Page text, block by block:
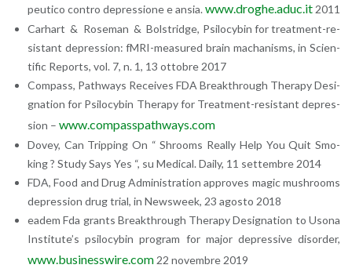
peu­ti­co con­tro de­pres­sio­ne e ansia.www.​droghe.​aduc.​it2011
Ca­rhart & Ro­se­man & Bol­strid­ge, Psi­lo­cy­bin for treat­ment-re­
si­stant de­pres­sion: fM­RI-mea­su­red brain ma­cha­ni­sms, in Scien­
ti­fic Re­ports, vol. 7, n. 1, 13 ot­to­bre 2017
Com­pass, Pa­th­ways Re­cei­ves FDA Break­th­rou­gh The­ra­py De­si­
gna­tion for Psi­lo­cy­bin The­ra­py for Treat­ment-re­si­stant de­pres­
sion – www.​com​pass​path​ways.​com
Dovey, Can Trip­ping On “ Sh­rooms Real­ly Help You Quit Smo­
king ? Study Says Yes “, su Me­di­cal. Daily, 11 set­tem­bre 2014
FDA, Food and Drug Ad­mi­ni­stra­tion ap­pro­ves magic mu­sh­rooms
de­pres­sion drug trial, in New­sweek, 23 ago­sto 2018
eadem Fda gran­ts Break­th­rou­gh The­ra­py De­si­gna­tion to Usona
In­sti­tu­te’s psi­lo­cy­bin pro­gram for major de­pres­si­ve di­sor­der,
www.​bus​ines​swir​e.​com22 no­vem­bre 2019